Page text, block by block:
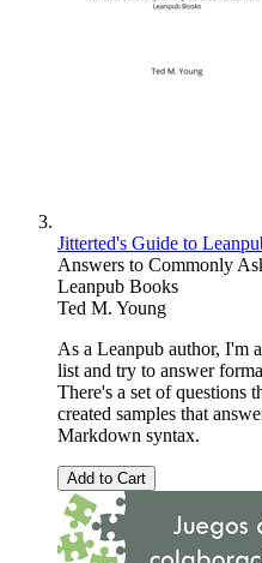
Jitterted's Guide to
Answers to Commonly
Leanpub Books
Ted M. Young
As a Leanpub author, I'm
list and try to answer
There's a set of questions
created samples that
Markdown syntax.
Add to Cart